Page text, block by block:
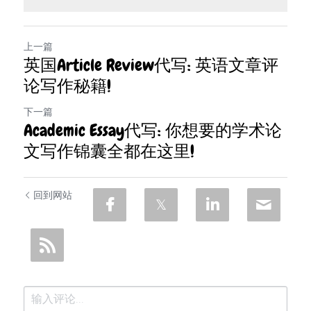
上一篇
英国Article Review代写: 英语文章评
论写作秘籍!
下一篇
Academic Essay代写: 你想要的学术论
文写作锦囊全都在这里!
回到网站